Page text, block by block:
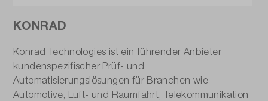
KONRAD
Konrad Technologies ist ein führender Anbieter
kundenspezifischer Prüf- und
Automatisierungslösungen für Branchen wie
Automotive, Luft- und Raumfahrt, Telekommunikation